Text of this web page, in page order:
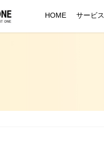
HOME サービス